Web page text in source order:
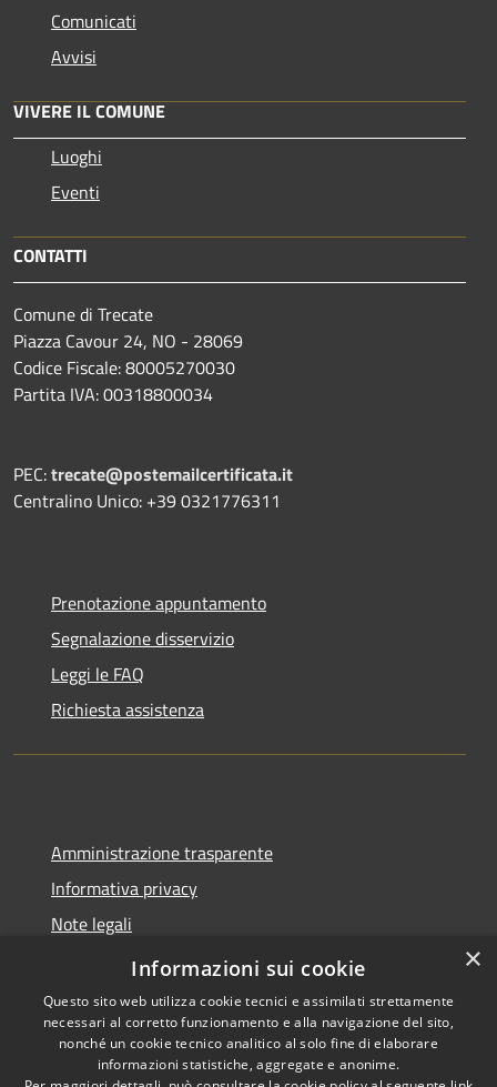
Comunicati
Avvisi
VIVERE IL COMUNE
Luoghi
Eventi
CONTATTI
Comune di Trecate
Piazza Cavour 24, NO - 28069
Codice Fiscale: 80005270030
Partita IVA: 00318800034
PEC:trecate@postemailcertificata.it
Centralino Unico: +39 0321776311
Prenotazione appuntamento
Segnalazione disservizio
Leggi le FAQ
Richiesta assistenza
Amministrazione trasparente
Informativa privacy
Note legali
Dichiarazione di accessibilità
Copyright © 2026 • Comune di
×
Informazioni sui cookie
Questo sito web utilizza cookie tecnici e assimilati strettamente
necessari al corretto funzionamento e alla navigazione del sito,
nonché un cookie tecnico analitico al solo fine di elaborare
informazioni statistiche, aggregate e anonime.